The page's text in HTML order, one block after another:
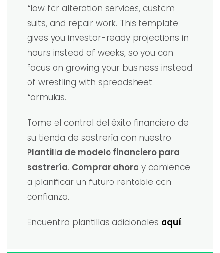
flow for alteration services, custom
suits, and repair work. This template
gives you investor-ready projections in
hours instead of weeks, so you can
focus on growing your business instead
of wrestling with spreadsheet
formulas.
Tome el control del éxito financiero de
su tienda de sastrería con nuestro
Plantilla de modelo financiero para
sastrería. Comprar ahora y comience
a planificar un futuro rentable con
confianza.
Encuentra plantillas adicionales aquí.